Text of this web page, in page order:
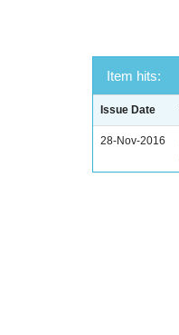
Item hits:
Issue Date
28-Nov-2016